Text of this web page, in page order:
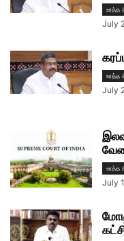
உரத்த
July
உரத்த
July
உரத்த
July